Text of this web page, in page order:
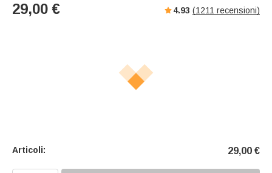
l
29,00 € 4.93 (1211 recensioni)
Articoli: 29,00 €